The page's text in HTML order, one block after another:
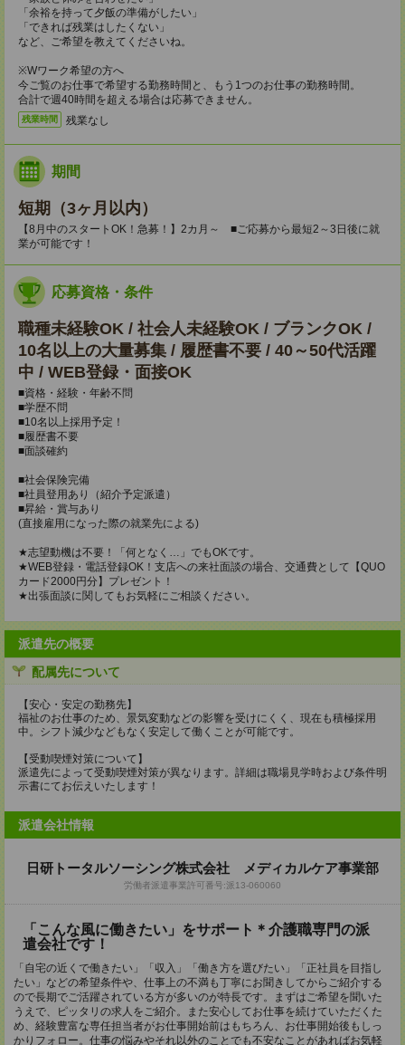
「余裕を持って夕飯の準備がしたい」
「できれば残業はしたくない」
など、ご希望を教えてくださいね。
※Wワーク希望の方へ
今ご覧のお仕事で希望する勤務時間と、もう1つのお仕事の勤務時間。
合計で週40時間を超える場合は応募できません。
残業時間 残業なし
期間
短期（3ヶ月以内）
【8月中のスタートOK！急募！】2カ月～ ■ご応募から最短2～3日後に就
業が可能です！
応募資格・条件
職種未経験OK / 社会人未経験OK / ブランクOK /
10名以上の大量募集 / 履歴書不要 / 40～50代活躍
中 / WEB登録・面接OK
■資格・経験・年齢不問
■学歴不問
■10名以上採用予定！
■履歴書不要
■面談確約
■社会保険完備
■社員登用あり（紹介予定派遣）
■昇給・賞与あり
(直接雇用になった際の就業先による)
★志望動機は不要！「何となく…」でもOKです。
★WEB登録・電話登録OK！支店への来社面談の場合、交通費として【QUO
カード2000円分】プレゼント！
★出張面談に関してもお気軽にご相談ください。
派遣先の概要
配属先について
【安心・安定の勤務先】
福祉のお仕事のため、景気変動などの影響を受けにくく、現在も積極採用
中。シフト減少などもなく安定して働くことが可能です。
【受動喫煙対策について】
派遣先によって受動喫煙対策が異なります。詳細は職場見学時および条件明
示書にてお伝えいたします！
派遣会社情報
日研トータルソーシング株式会社 メディカルケア事業部
労働者派遣事業許可番号:派13-060060
「こんな風に働きたい」をサポート＊介護職専門の派
遣会社です！
「自宅の近くで働きたい」「収入」「働き方を選びたい」「正社員を目指し
たい」などの希望条件や、仕事上の不満も丁寧にお聞きしてからご紹介する
ので長期でご活躍されている方が多いのが特長です。まずはご希望を聞いた
うえで、ピッタリの求人をご紹介。また安心してお仕事を続けていただくた
め、経験豊富な専任担当者がお仕事開始前はもちろん、お仕事開始後もしっ
かりフォロー。仕事の悩みやそれ以外のことでも不安なことがあればお気軽